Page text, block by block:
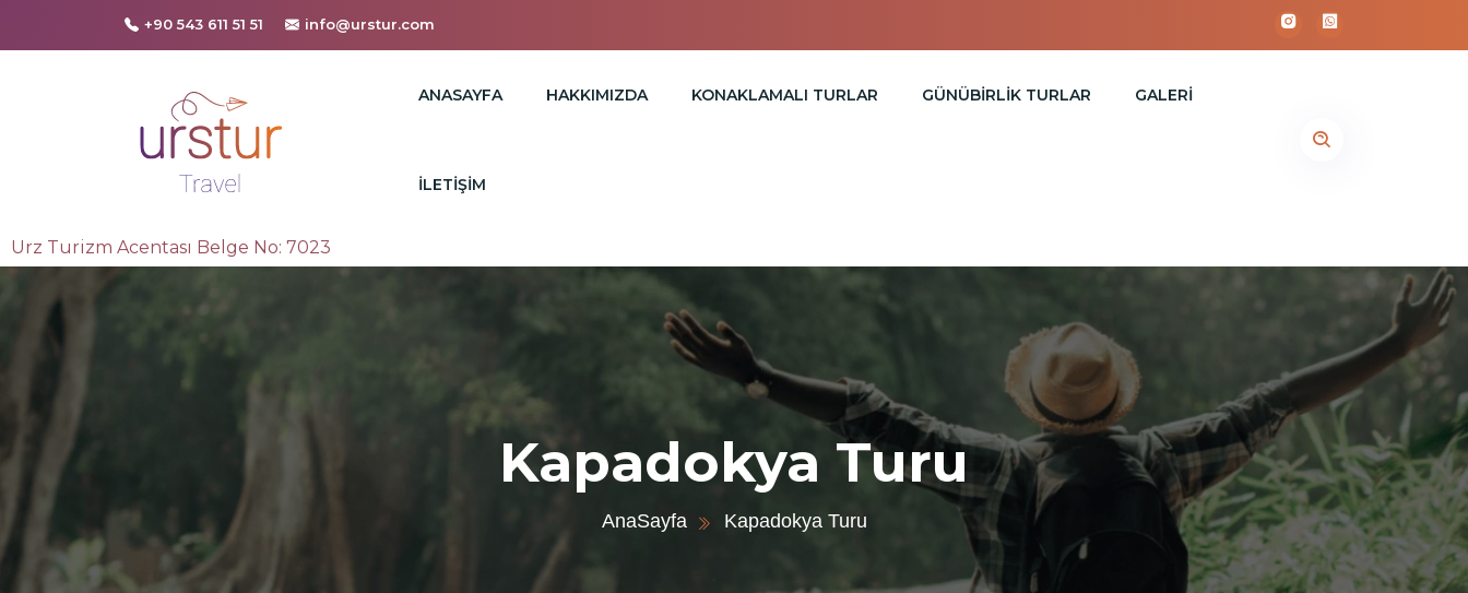
+90 543 611 51 51 info@urstur.com
ANASAYFA HAKKIMIZDA KONAKLAMALI TURLAR GÜNÜBİRLİK TURLAR GALERI
İLETIŞIM
Urz Turizm Acentası Belge No: 7023
Kapadokya Turu
AnaSayfa Kapadokya Turu